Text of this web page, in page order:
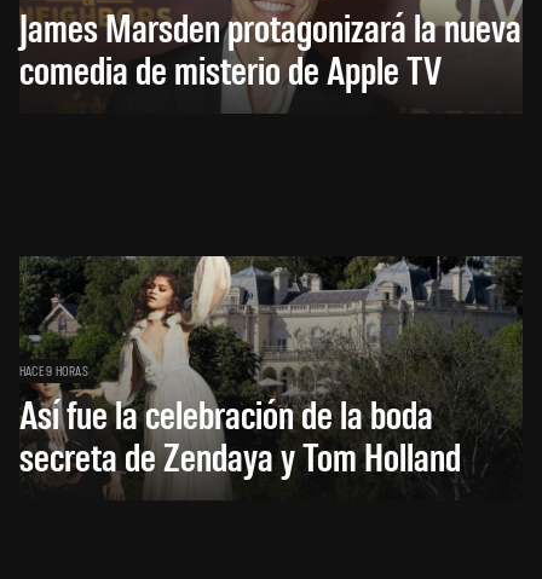
James Marsden protagonizará la nueva
comedia de misterio de Apple TV
HACE 9 HORAS
Así fue la celebración de la boda
secreta de Zendaya y Tom Holland